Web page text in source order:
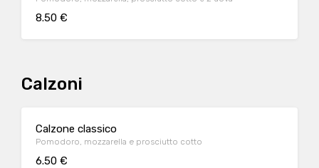
8.50 €
Calzoni
Calzone classico
Pomodoro, mozzarella e prosciutto cotto
6.50 €